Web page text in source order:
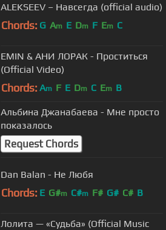
ALEKSEEV – Навсегда (official audio)
Chords: G Am E Dm F Em C
EMIN & АНИ ЛОРАК - Проститься
(Official Video)
Chords: Am F E Dm C Em B
Альбина Джанабаева - Мне просто
показалось
Request Chords
Dan Balan - Не Любя
Chords: E G#m C#m F# G# C# B
Лолита — «Судьба» (Official Music